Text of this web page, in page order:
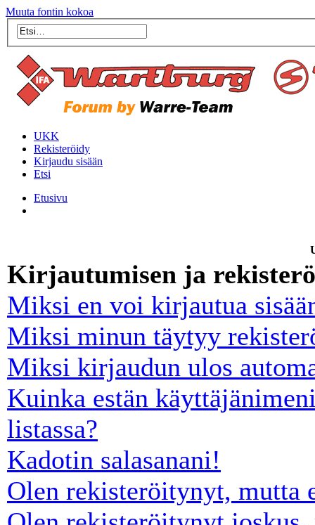
Muuta fontin kokoa
UKK
Rekisteröidy
Kirjaudu sisään
Etsi
Etusivu
Kirjautumisen ja
Miksi en voi kirjautua
Miksi minun täytyy
Miksi kirjaudun ulos
Kuinka estän
listassa?
Kadotin salasanani!
Olen rekisteröitynyt, mutta